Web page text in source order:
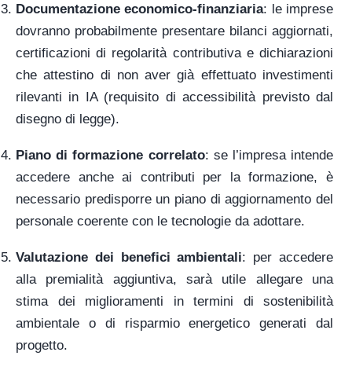
Documentazione economico-finanziaria: le imprese
dovranno probabilmente presentare bilanci aggiornati,
certificazioni di regolarità contributiva e dichiarazioni
che attestino di non aver già effettuato investimenti
rilevanti in IA (requisito di accessibilità previsto dal
disegno di legge).
Piano di formazione correlato: se l’impresa intende
accedere anche ai contributi per la formazione, è
necessario predisporre un piano di aggiornamento del
personale coerente con le tecnologie da adottare.
Valutazione dei benefici ambientali: per accedere
alla premialità aggiuntiva, sarà utile allegare una
stima dei miglioramenti in termini di sostenibilità
ambientale o di risparmio energetico generati dal
progetto.